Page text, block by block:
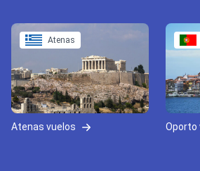
Atenas
Atenas vuelos Oporto